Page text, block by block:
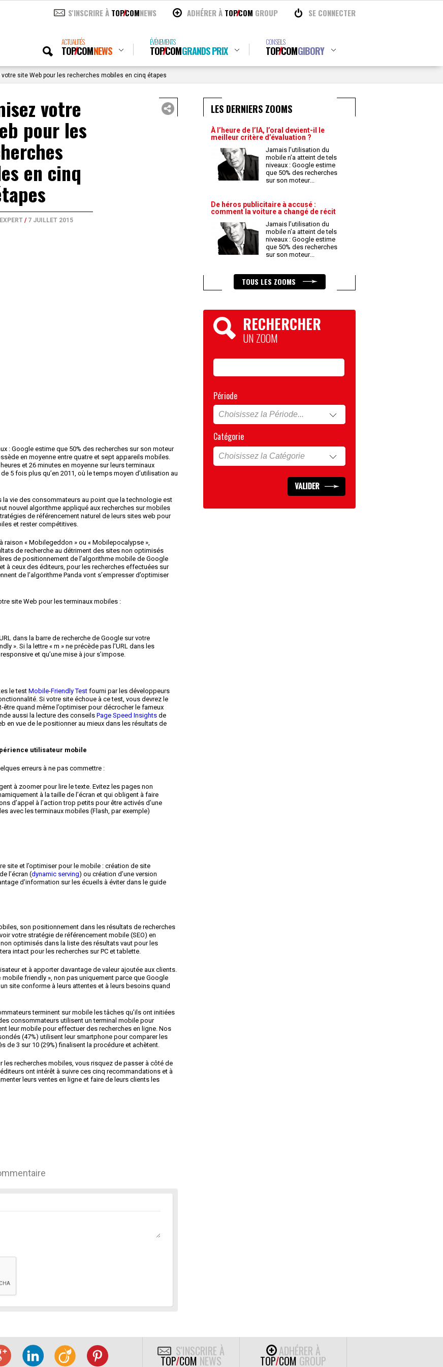
S'INSCRIRE À TOPCOMNEWS ADHÉRER À TOPCOM GROUP SE CONNECTER
ACTUALITÉS
TOPCOMNEWS
ÉVÉNEMENTS
TOPCOMGRANDS PRIX
CONSEILS
TOPCOMGIBORY
site Web pour les recherches mobiles en cinq étapes
votre
pour les
en cinq
/ 7 JUILLET 2015
: Google estime que 50% des recherches sur son moteur
en moyenne entre quatre et sept appareils mobiles.
et 26 minutes en moyenne sur leurs terminaux
5 fois plus qu’en 2011, où le temps moyen d’utilisation au
vie des consommateurs au point que la technologie est
nouvel algorithme appliqué aux recherches sur mobiles
de référencement naturel de leurs sites web pour
et rester compétitives.
raison « Mobilegeddon » ou « Mobilepocalypse »,
de recherche au détriment des sites non optimisés
de positionnement de l’algorithme mobile de Google
à ceux des éditeurs, pour les recherches effectuées sur
de l’algorithme Panda vont s’empresser d’optimiser
site Web pour les terminaux mobiles :
dans la barre de recherche de Google sur votre
». Si la lettre « m » ne précède pas l’URL dans les
et qu’une mise à jour s’impose.
le test Mobile-Friendly Test fourni par les développeurs
Si votre site échoue à ce test, vous devrez le
quand même l’optimiser pour décrocher le fameux
aussi la lecture des conseils Page Speed Insights de
en vue de le positionner au mieux dans les résultats de
utilisateur mobile
erreurs à ne pas commettre :
à zoomer pour lire le texte. Evitez les pages non
à la taille de l’écran et qui obligent à faire
d’appel à l’action trop petits pour être activés d’une
avec les terminaux mobiles (Flash, par exemple)
site et l’optimiser pour le mobile : création de site
l’écran (dynamic serving) ou création d’une version
d’information sur les écueils à éviter dans le guide
son positionnement dans les résultats de recherches
votre stratégie de référencement mobile (SEO) en
optimisés dans la liste des résultats vaut pour les
intact pour les recherches sur PC et tablette.
et à apporter davantage de valeur ajoutée aux clients.
friendly », non pas uniquement parce que Google
site conforme à leurs attentes et à leurs besoins quand
terminent sur mobile les tâches qu’ils ont initiées
consommateurs utilisent un terminal mobile pour
leur mobile pour effectuer des recherches en ligne. Nos
(47%) utilisent leur smartphone pour comparer les
de 3 sur 10 (29%) finalisent la procédure et achètent.
les recherches mobiles, vous risquez de passer à côté de
ont intérêt à suivre ces cinq recommandations et à
leurs ventes en ligne et faire de leurs clients les
LES DERNIERS ZOOMS
À l’heure de l’IA, l’oral devient-il le
meilleur critère d’évaluation ?
Jamais l’utilisation du
mobile n’a atteint de tels
niveaux : Google estime
que 50% des recherches
sur son moteur...
De héros publicitaire à accusé :
comment la voiture a changé de récit
Jamais l’utilisation du
mobile n’a atteint de tels
niveaux : Google estime
que 50% des recherches
sur son moteur...
TOUS LES ZOOMS
RECHERCHER
UN ZOOM
Période
Catégorie
S'INSCRIRE À
TOP/COM NEWS
ADHÉRER À
TOP/COM GROUP